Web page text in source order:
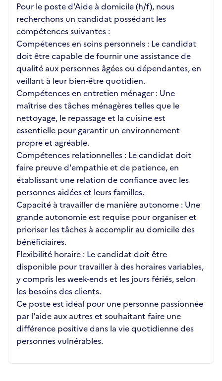
Pour le poste d'Aide à domicile (h/f), nous
recherchons un candidat possédant les
compétences suivantes :
Compétences en soins personnels : Le candidat
doit être capable de fournir une assistance de
qualité aux personnes âgées ou dépendantes, en
veillant à leur bien-être quotidien.
Compétences en entretien ménager : Une
maîtrise des tâches ménagères telles que le
nettoyage, le repassage et la cuisine est
essentielle pour garantir un environnement
propre et agréable.
Compétences relationnelles : Le candidat doit
faire preuve d'empathie et de patience, en
établissant une relation de confiance avec les
personnes aidées et leurs familles.
Capacité à travailler de manière autonome : Une
grande autonomie est requise pour organiser et
prioriser les tâches à accomplir au domicile des
bénéficiaires.
Flexibilité horaire : Le candidat doit être
disponible pour travailler à des horaires variables,
y compris les week-ends et les jours fériés, selon
les besoins des clients.
Ce poste est idéal pour une personne passionnée
par l'aide aux autres et souhaitant faire une
différence positive dans la vie quotidienne des
personnes vulnérables.